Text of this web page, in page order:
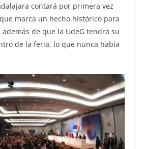
contará por primera vez
marca un hecho histórico para
de que la UdeG tendrá su
de la feria, lo que nunca había